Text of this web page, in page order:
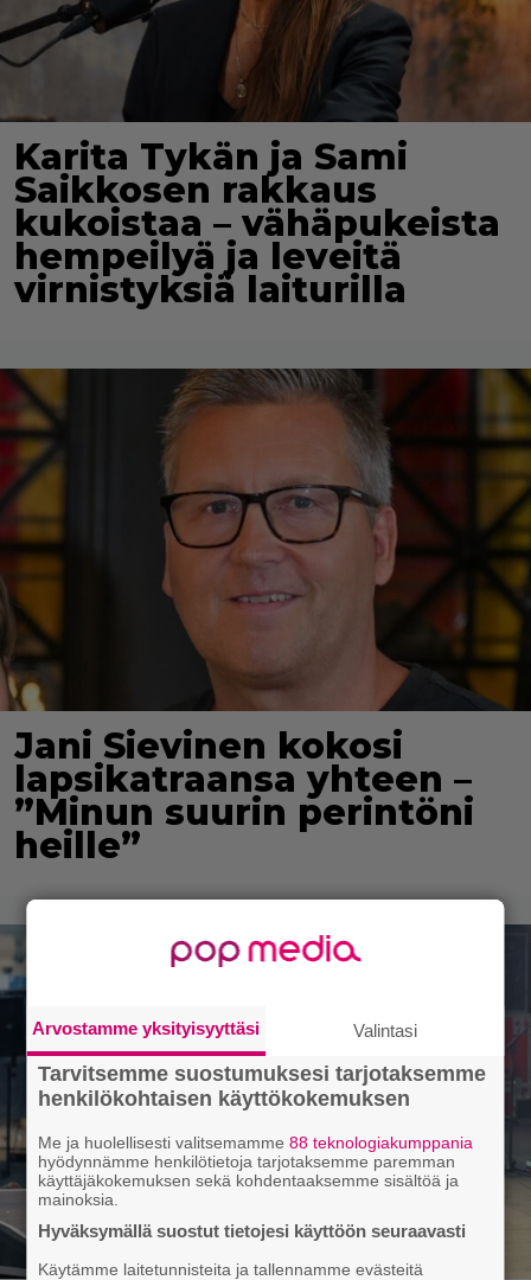
Karita Tykän ja Sami
Saikkosen rakkaus
kukoistaa – vähäpukeista
hempeilyä ja leveitä
virnistyksiä laiturilla
Jani Sievinen kokosi
lapsikatraansa yhteen –
”Minun suurin perintöni
heille”
Arvostamme yksityisyyttäsi Valintasi
Tarvitsemme suostumuksesi tarjotaksemme
henkilökohtaisen käyttökokemuksen
Me ja huolellisesti valitsemamme88 teknologiakumppania
hyödynnämme henkilötietoja tarjotaksemme paremman
käyttäjäkokemuksen sekä kohdentaaksemme sisältöä ja
mainoksia.
Hyväksymällä suostut tietojesi käyttöön seuraavasti
Käytämme laitetunnisteita ja tallennamme evästeitä